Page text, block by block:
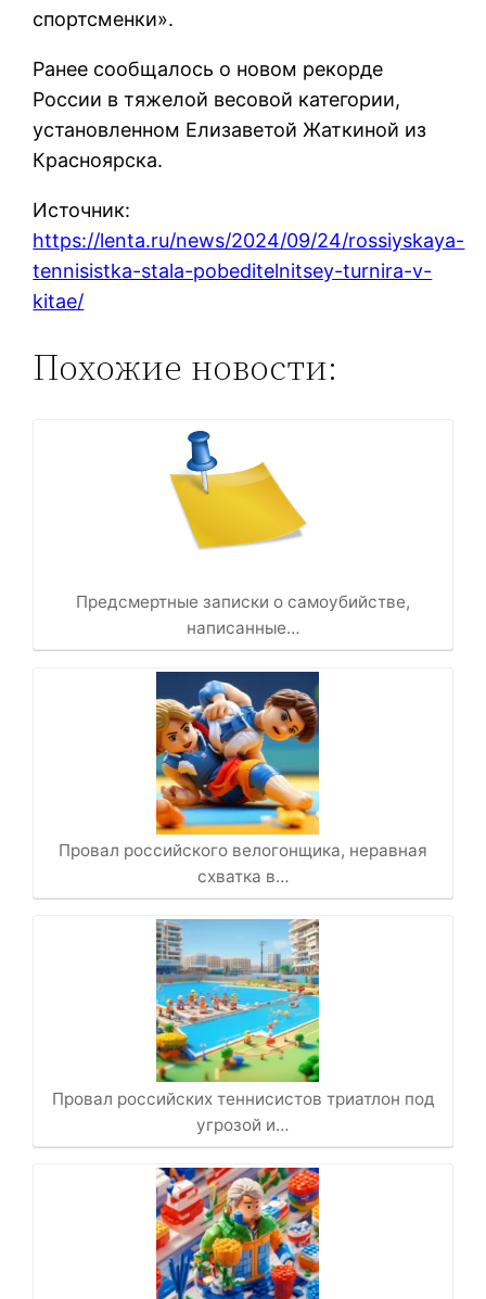
спортсменки».
Ранее сообщалось о новом рекорде
России в тяжелой весовой категории,
установленном Елизаветой Жаткиной из
Красноярска.
Источник:
https://lenta.ru/news/2024/09/24/rossiyskaya-
tennisistka-stala-pobeditelnitsey-turnira-v-
kitae/
Похожие новости:
Предсмертные записки о самоубийстве,
написанные…
Провал российского велогонщика, неравная
схватка в…
Провал российских теннисистов триатлон под
угрозой и…